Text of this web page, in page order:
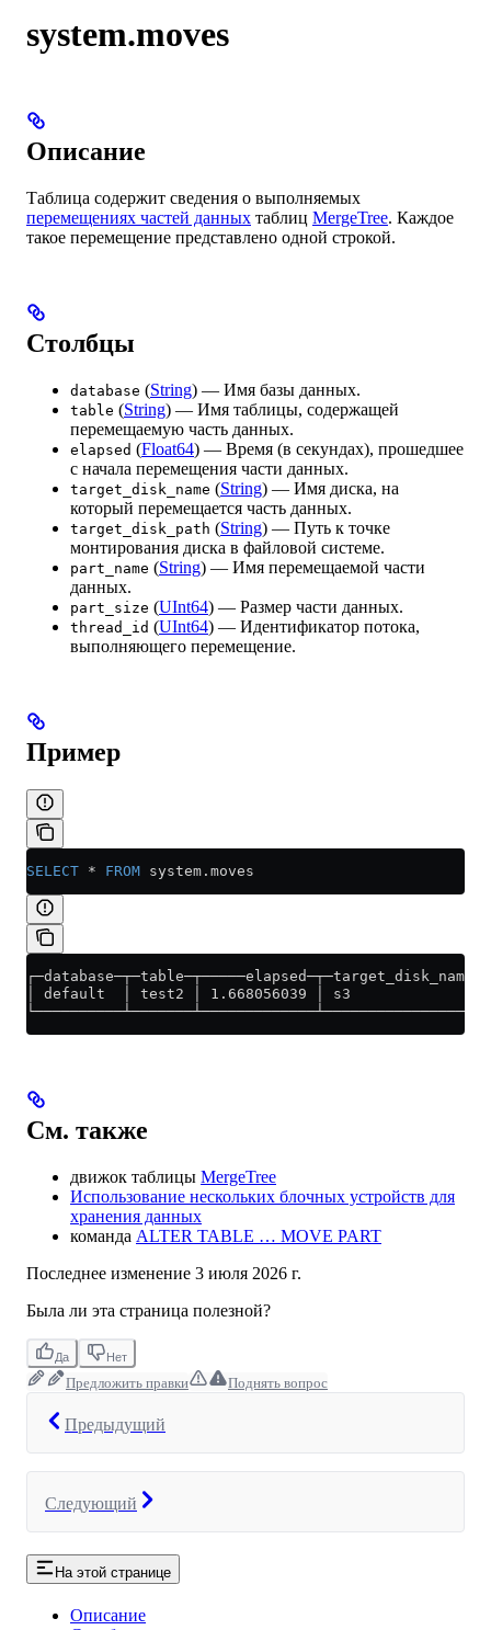
system.moves
Описание
Таблица содержит сведения о выполняемых
перемещениях частей данных таблиц MergeTree. Каждое
такое перемещение представлено одной строкой.
Столбцы
database (String) — Имя базы данных.
table (String) — Имя таблицы, содержащей
перемещаемую часть данных.
elapsed (Float64) — Время (в секундах), прошедшее
с начала перемещения части данных.
target_disk_name (String) — Имя диска, на
который перемещается часть данных.
target_disk_path (String) — Путь к точке
монтирования диска в файловой системе.
part_name (String) — Имя перемещаемой части
данных.
part_size (UInt64) — Размер части данных.
thread_id (UInt64) — Идентификатор потока,
выполняющего перемещение.
Пример
SELECT * FROM system . moves
│ default  │ test2 │ 1.668056039 │ s3
См. также
движок таблицы MergeTree
Использование нескольких блочных устройств для
хранения данных
команда ALTER TABLE … MOVE PART
Последнее изменение 3 июля 2026 г.
Была ли эта страница полезной?
Да Нет
Предложить правки Поднять вопрос
Предыдущий
Следующий
На этой странице
Описание